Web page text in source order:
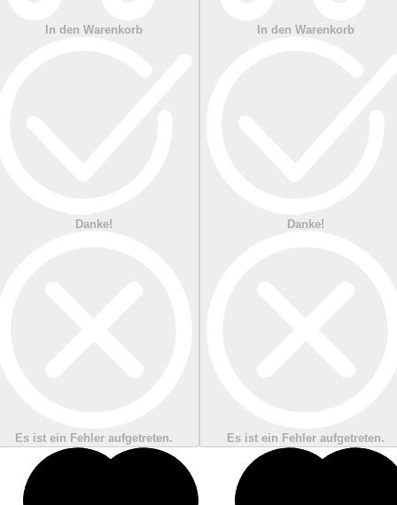
In den Warenkorb
Danke!
Es ist ein Fehler aufgetreten.
In den Warenkorb
Danke!
Es ist ein Fehler aufgetreten.